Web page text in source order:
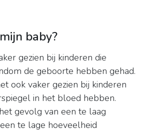
baby?
gezien bij kinderen die
de geboorte hebben gehad.
ook vaker gezien bij kinderen
in het bloed hebben.
gevolg van een te laag
te lage hoeveelheid